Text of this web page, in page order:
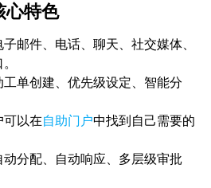
心特色
邮件、电话、聊天、社交媒体、
工单创建、优先级设定、智能分
可以在自助门户中找到自己需要的
动分配、自动响应、多层级审批